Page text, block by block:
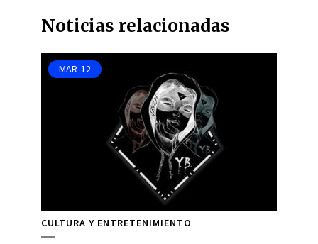
Noticias relacionadas
MAR 12
CULTURA Y ENTRETENIMIENTO